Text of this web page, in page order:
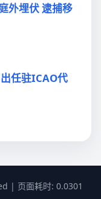
外埋伏 逮捕移
任驻ICAO代
| 页面耗时: 0.0301